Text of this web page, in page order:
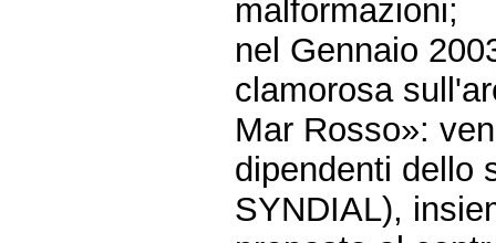
malformazioni;
nel Gennaio
clamorosa
Mar Rosso»:
dipendenti dello
SYNDIAL),